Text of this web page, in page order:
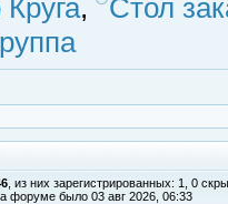
,
Стол
, из них зарегистрированных: 1, 0
форуме было 03 авг 2026, 06:33